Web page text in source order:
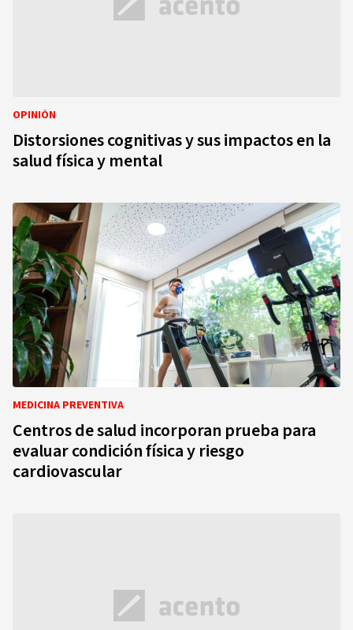
OPINIÓN
Distorsiones cognitivas y sus impactos en la
salud física y mental
MEDICINA PREVENTIVA
Centros de salud incorporan prueba para
evaluar condición física y riesgo
cardiovascular